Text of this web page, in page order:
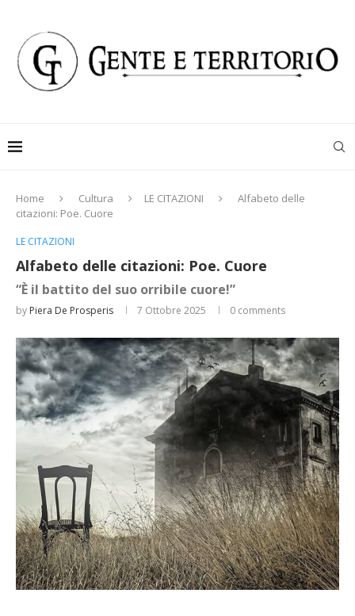
Home Cultura LE CITAZIONI
Alfabeto delle
citazioni: Poe. Cuore
LE CITAZIONI
Alfabeto delle citazioni: Poe. Cuore
“È il battito del suo orribile cuore!”
by Piera De Prosperis 7 Ottobre 2025 0 comments